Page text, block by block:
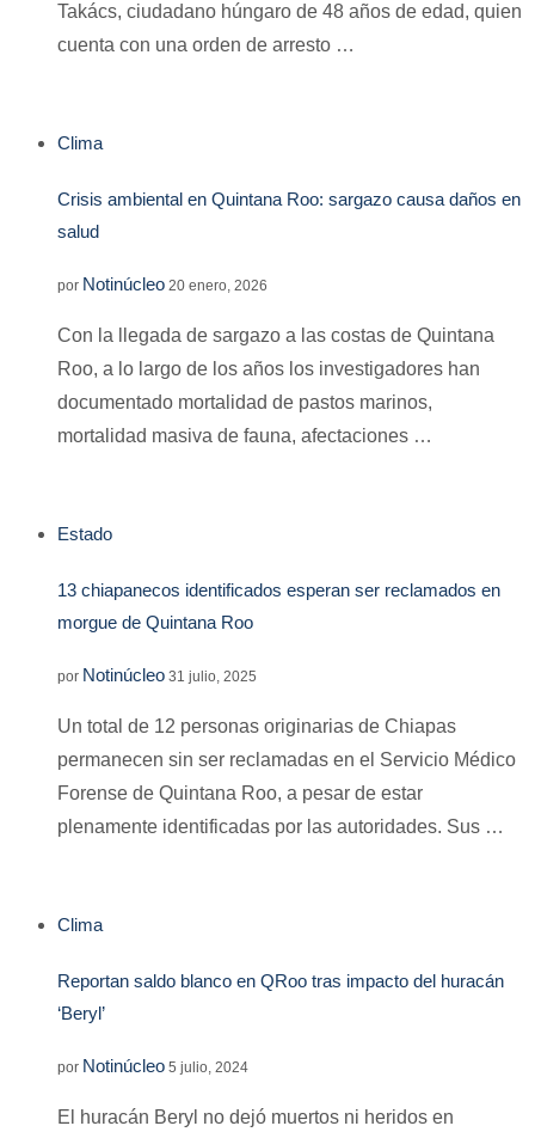
Takács, ciudadano húngaro de 48 años de edad, quien
cuenta con una orden de arresto …
Clima
Crisis ambiental en Quintana Roo: sargazo causa daños en
salud
por Notinúcleo 20 enero, 2026
Con la llegada de sargazo a las costas de Quintana
Roo, a lo largo de los años los investigadores han
documentado mortalidad de pastos marinos,
mortalidad masiva de fauna, afectaciones …
Estado
13 chiapanecos identificados esperan ser reclamados en
morgue de Quintana Roo
por Notinúcleo 31 julio, 2025
Un total de 12 personas originarias de Chiapas
permanecen sin ser reclamadas en el Servicio Médico
Forense de Quintana Roo, a pesar de estar
plenamente identificadas por las autoridades. Sus …
Clima
Reportan saldo blanco en QRoo tras impacto del huracán
‘Beryl’
por Notinúcleo 5 julio, 2024
El huracán Beryl no dejó muertos ni heridos en